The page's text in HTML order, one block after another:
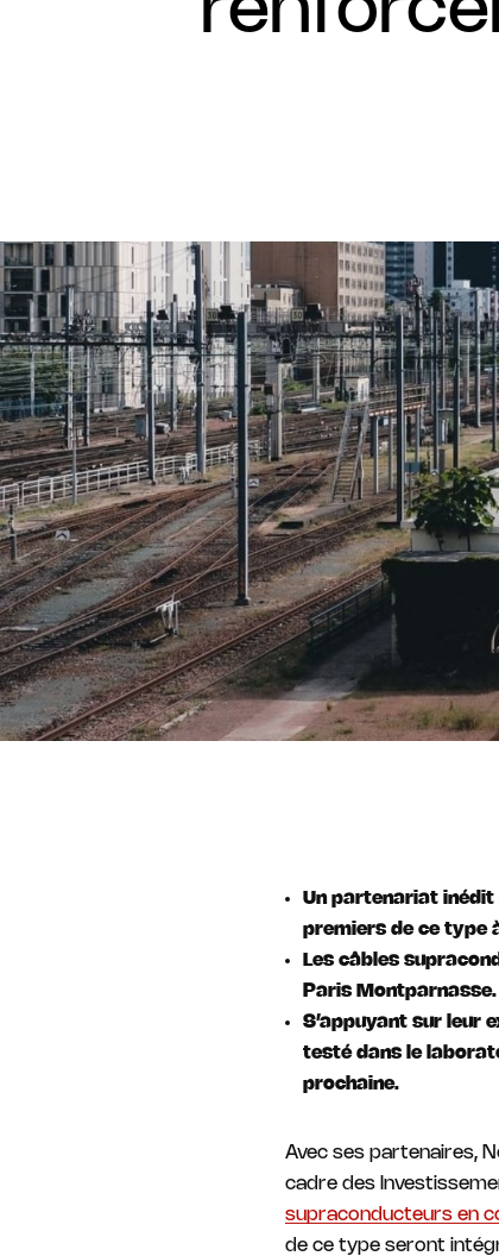
Un partenariat inédit
premiers de ce type
Les câbles
Paris Montparnasse.
S’appuyant sur leur
testé dans le
prochaine.
Avec ses partenaires,
cadre des
supraconducteurs en
de ce type seront